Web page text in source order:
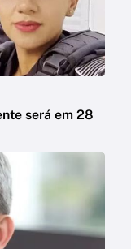
será em 28